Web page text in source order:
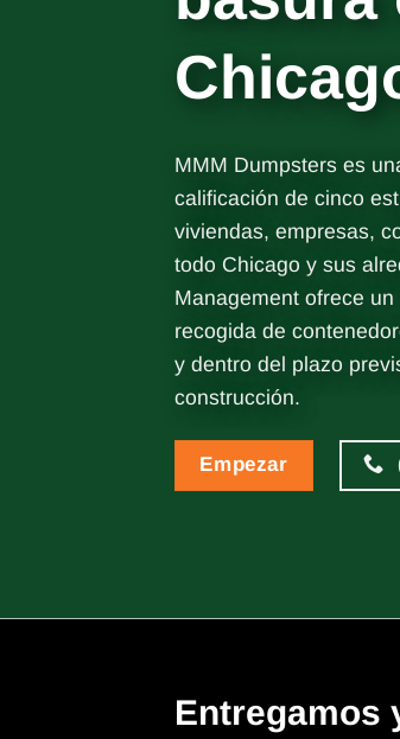
MMM Dumpsters es
calificación de cinco
viviendas, empresas,
todo Chicago y sus
Management ofrece
recogida de
y dentro del plazo
construcción.
Empezar
Entregamos